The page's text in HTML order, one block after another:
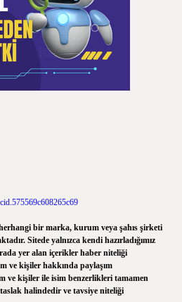
bir marka, kurum veya şahıs şirketi
Sitede yalnızca kendi hazırladığımız
yer alan içerikler haber niteliği
ve kişiler hakkında paylaşım
ve kişiler ile isim benzerlikleri tamamen
halindedir ve tavsiye niteliği